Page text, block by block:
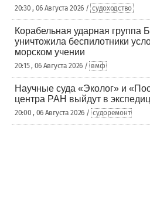
20:30 , 06 Августа 2026 / судоходство
Корабельная ударная группа
уничтожила беспилотники
морском учении
20:15 , 06 Августа 2026 / вмф
Научные суда «Эколог» и
центра РАН выйдут в
20:00 , 06 Августа 2026 / судоремонт